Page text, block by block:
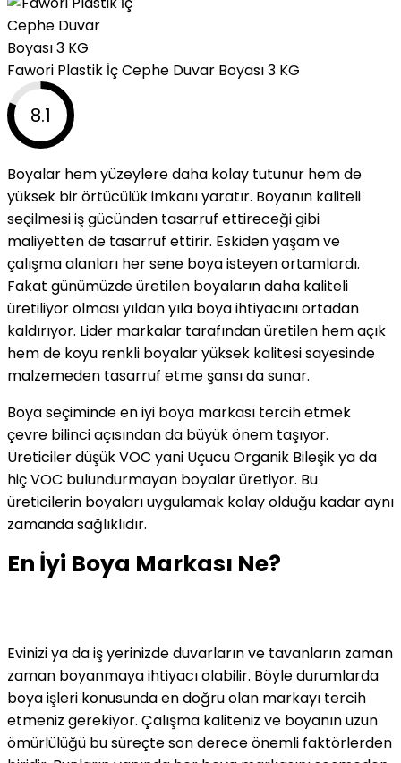
Fawori Plastik İç Cephe Duvar Boyası 3 KG
8.1
Boyalar hem yüzeylere daha kolay tutunur hem de
yüksek bir örtücülük imkanı yaratır. Boyanın kaliteli
seçilmesi iş gücünden tasarruf ettireceği gibi
maliyetten de tasarruf ettirir. Eskiden yaşam ve
çalışma alanları her sene boya isteyen ortamlardı.
Fakat günümüzde üretilen boyaların daha kaliteli
üretiliyor olması yıldan yıla boya ihtiyacını ortadan
kaldırıyor. Lider markalar tarafından üretilen hem açık
hem de koyu renkli boyalar yüksek kalitesi sayesinde
malzemeden tasarruf etme şansı da sunar.
Boya seçiminde en iyi boya markası tercih etmek
çevre bilinci açısından da büyük önem taşıyor.
Üreticiler düşük VOC yani Uçucu Organik Bileşik ya da
hiç VOC bulundurmayan boyalar üretiyor. Bu
üreticilerin boyaları uygulamak kolay olduğu kadar aynı
zamanda sağlıklıdır.
En İyi Boya Markası Ne?
Evinizi ya da iş yerinizde duvarların ve tavanların zaman
zaman boyanmaya ihtiyacı olabilir. Böyle durumlarda
boya işleri konusunda en doğru olan markayı tercih
etmeniz gerekiyor. Çalışma kaliteniz ve boyanın uzun
ömürlülüğü bu süreçte son derece önemli faktörlerden